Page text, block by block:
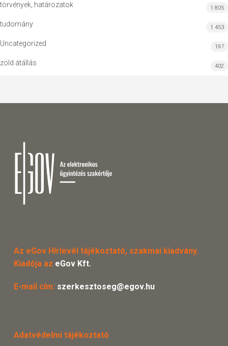
törvények, határozatok 1 805
tudomány 1 453
Uncategorized 197
zöld átállás 402
Az eGov Hírlevél tájékoztató, szakmai kiadvány.
Kiadója az eGov Kft.
E-mail cím: szerkesztoseg@egov.hu
Adatvédelmi tájékoztató